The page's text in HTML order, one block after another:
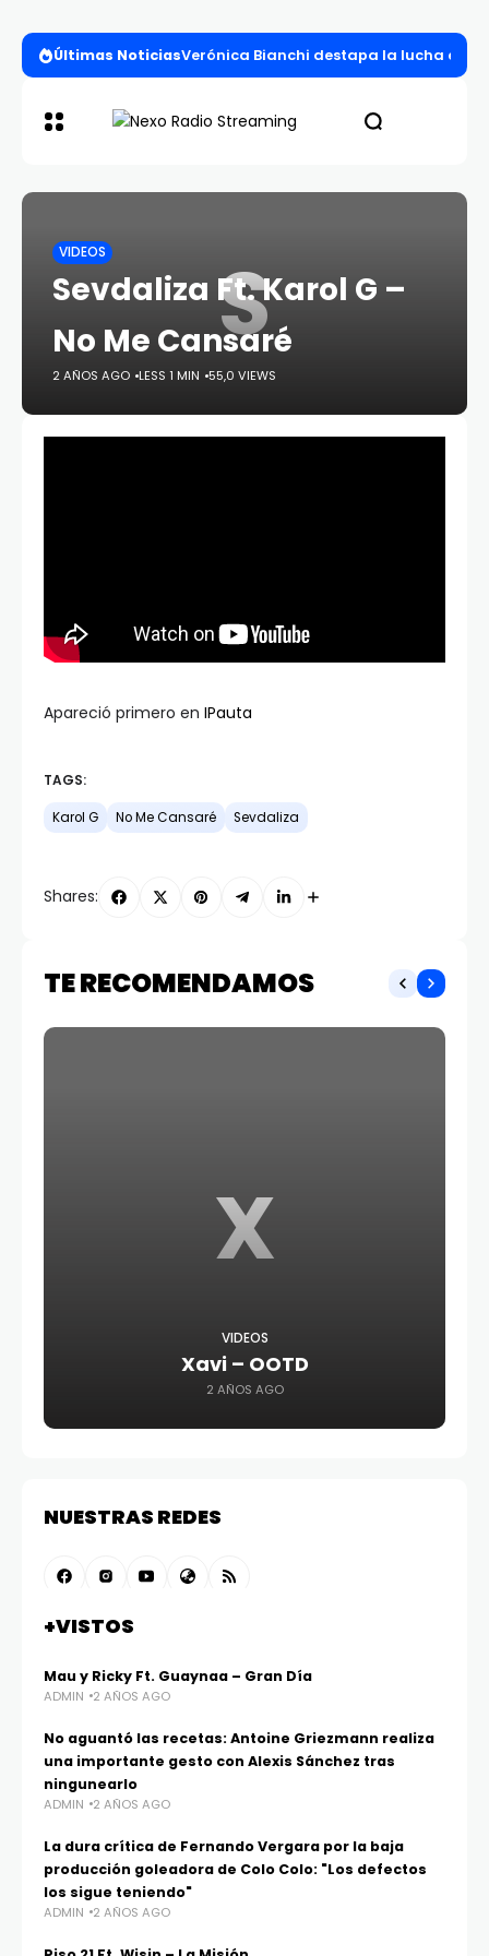
Últimas NoticiasVerónica Bianchi destapa la lucha
S
VIDEOS
Sevdaliza Ft. Karol G –
No Me Cansaré
2 AÑOS AGO LESS 1 MIN 55,0 VIEWS
Apareció primero en IPauta
TAGS:
Karol G No Me Cansaré Sevdaliza
Shares:
TE RECOMENDAMOS
X
VIDEOS
Xavi – OOTD
2 AÑOS AGO
NUESTRAS REDES
+VISTOS
Mau y Ricky Ft. Guaynaa – Gran Día
ADMIN 2 AÑOS AGO
No aguantó las recetas: Antoine Griezmann realiza
una importante gesto con Alexis Sánchez tras
ningunearlo
ADMIN 2 AÑOS AGO
La dura crítica de Fernando Vergara por la baja
producción goleadora de Colo Colo: "Los defectos
los sigue teniendo"
ADMIN 2 AÑOS AGO